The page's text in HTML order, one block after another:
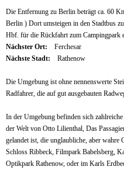
Die Entfernung zu Berlin beträgt ca. 60
Berlin ) Dort umsteigen in den Stadtbus
Hbf. für die Rückfahrt zum Campingpark
Nächster Ort:
Ferchesar
Nächste Stadt:
Rathenow
Die Umgebung ist ohne nennenswerte
Radfahrer, die auf gut ausgebauten
In der Umgebung befinden sich
der Welt von Otto Lilienthal, Das
gelandet ist, die unglaubliche, aber
Schloss Ribbeck, Filmpark Babelsberg,
Optikpark Rathenow, oder im Karls